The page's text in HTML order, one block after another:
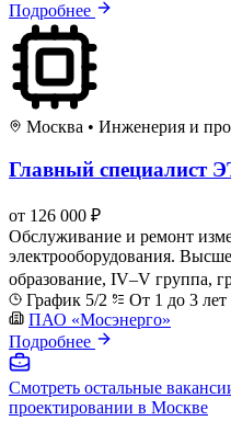
Подробнее
Москва • Инженерия и
Главный специалист
от 126 000 ₽
Обслуживание и ремонт
электрооборудования.
образование, IV–V группа,
График 5/2
От 1 до 3 лет
ПАО «Мосэнерго»
Подробнее
Смотреть остальные
проектировании в Москве